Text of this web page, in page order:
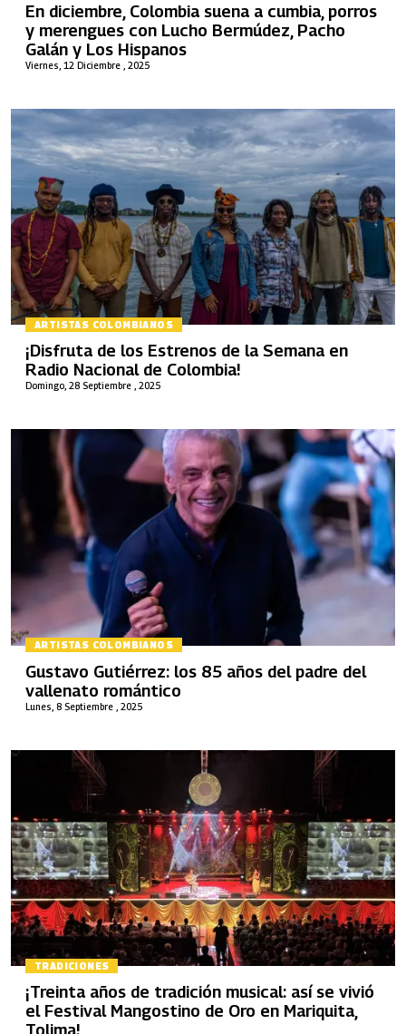
Viernes, 12 Diciembre , 2025
En diciembre, Colombia suena a cumbia, porros
y merengues con Lucho Bermúdez, Pacho
Galán y Los Hispanos
ARTISTAS COLOMBIANOS
Domingo, 28 Septiembre , 2025
¡Disfruta de los Estrenos de la Semana en
Radio Nacional de Colombia!
ARTISTAS COLOMBIANOS
Lunes, 8 Septiembre , 2025
Gustavo Gutiérrez: los 85 años del padre del
vallenato romántico
TRADICIONES
¡Treinta años de tradición musical: así se vivió
el Festival Mangostino de Oro en Mariquita,
Tolima!